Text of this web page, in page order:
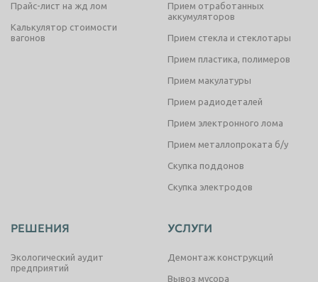
Прайс-лист на жд лом
Калькулятор стоимости
вагонов
Прием отработанных
аккумуляторов
Прием стекла и стеклотары
Прием пластика, полимеров
Прием макулатуры
Прием радиодеталей
Прием электронного лома
Прием металлопроката б/у
Скупка поддонов
Скупка электродов
РЕШЕНИЯ
Экологический аудит
предприятий
УСЛУГИ
Демонтаж конструкций
Вывоз мусора